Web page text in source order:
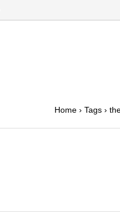
Home › Tags ›